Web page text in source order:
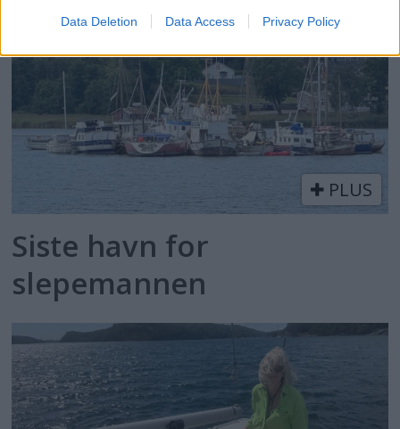
Data Deletion Data Access Privacy Policy
PLUS
Siste havn for
slepemannen